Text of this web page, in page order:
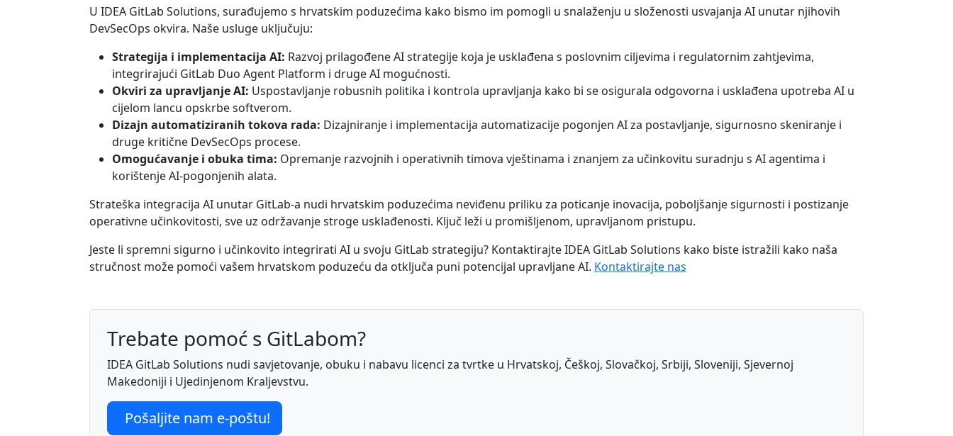
U IDEA GitLab Solutions, surađujemo s hrvatskim poduzećima kako bismo im pomogli u snalaženju u složenosti usvajanja AI unutar njihovih
DevSecOps okvira. Naše usluge uključuju:
Strategija i implementacija AI: Razvoj prilagođene AI strategije koja je usklađena s poslovnim ciljevima i regulatornim zahtjevima,
integrirajući GitLab Duo Agent Platform i druge AI mogućnosti.
Okviri za upravljanje AI: Uspostavljanje robusnih politika i kontrola upravljanja kako bi se osigurala odgovorna i usklađena upotreba AI u
cijelom lancu opskrbe softverom.
Dizajn automatiziranih tokova rada: Dizajniranje i implementacija automatizacije pogonjen AI za postavljanje, sigurnosno skeniranje i
druge kritične DevSecOps procese.
Omogućavanje i obuka tima: Opremanje razvojnih i operativnih timova vještinama i znanjem za učinkovitu suradnju s AI agentima i
korištenje AI-pogonjenih alata.
Strateška integracija AI unutar GitLab-a nudi hrvatskim poduzećima neviđenu priliku za poticanje inovacija, poboljšanje sigurnosti i postizanje
operativne učinkovitosti, sve uz održavanje stroge usklađenosti. Ključ leži u promišljenom, upravljanom pristupu.
Jeste li spremni sigurno i učinkovito integrirati AI u svoju GitLab strategiju? Kontaktirajte IDEA GitLab Solutions kako biste istražili kako naša
stručnost može pomoći vašem hrvatskom poduzeću da otključa puni potencijal upravljane AI. Kontaktirajte nas
Trebate pomoć s GitLabom?
IDEA GitLab Solutions nudi savjetovanje, obuku i nabavu licenci za tvrtke u Hrvatskoj, Češkoj, Slovačkoj, Srbiji, Sloveniji, Sjevernoj
Makedoniji i Ujedinjenom Kraljevstvu.
Pošaljite nam e-poštu!